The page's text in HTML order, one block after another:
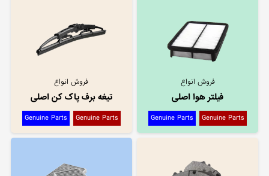
فروش انواع
فیلتر هوا اصلی
Genuine Parts
Genuine Parts
فروش انواع
تیغه برف پاک کن اصلی
Genuine Parts
Genuine Parts